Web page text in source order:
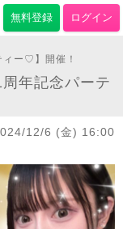
無料登録 ログイン
ー♡】開催！
年記念パーテ
12/6 (金) 16:00